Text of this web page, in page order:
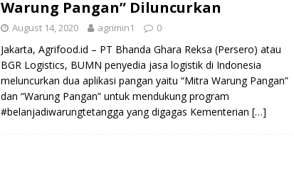
Warung Pangan” Diluncurkan
August 14, 2020 agrimin1 0
Jakarta, Agrifood.id – PT Bhanda Ghara Reksa (Persero) atau
BGR Logistics, BUMN penyedia jasa logistik di Indonesia
meluncurkan dua aplikasi pangan yaitu “Mitra Warung Pangan”
dan “Warung Pangan” untuk mendukung program
#belanjadiwarungtetangga yang digagas Kementerian […]